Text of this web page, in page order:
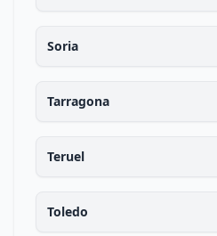
Soria
Tarragona
Teruel
Toledo